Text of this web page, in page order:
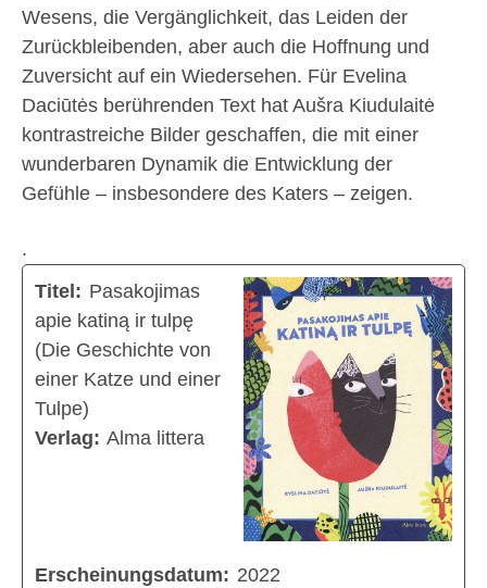
Wesens, die Vergänglichkeit, das Leiden der
Zurückbleibenden, aber auch die Hoffnung und
Zuversicht auf ein Wiedersehen. Für Evelina
Daciūtės berührenden Text hat Aušra Kiudulaitė
kontrastreiche Bilder geschaffen, die mit einer
wunderbaren Dynamik die Entwicklung der
Gefühle – insbesondere des Katers – zeigen.
.
Titel: Pasakojimas
apie katiną ir tulpę
(Die Geschichte von
einer Katze und einer
Tulpe)
Verlag: Alma littera
Erscheinungsdatum: 2022